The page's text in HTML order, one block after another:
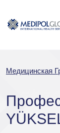
Медицинская